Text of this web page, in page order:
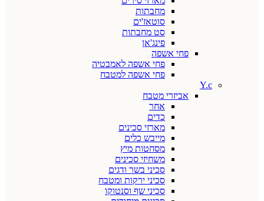
מחבתות
סוטאז'ים
סט מחבתות
פינג'אן
פחי אשפה
פחי אשפה לאמבטיה
פחי אשפה למטבח
Y.c
אביזרי מטבח
אחר
כדים
מארזי סכינים
מייבש כלים
מסחטות מיץ
משחיזי סכינים
סכיני בשר ודגים
סכיני ירקות ומטבח
סכיני שף וסנטוקו